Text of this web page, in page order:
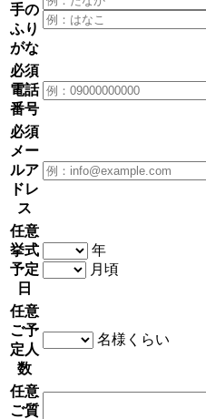
手の
ふり
がな
必須
電話
番号
必須
メー
ルア
ドレ
ス
任意
挙式
予定
日
年
月頃
任意
ご予
定人
数
名様くらい
任意
ご質